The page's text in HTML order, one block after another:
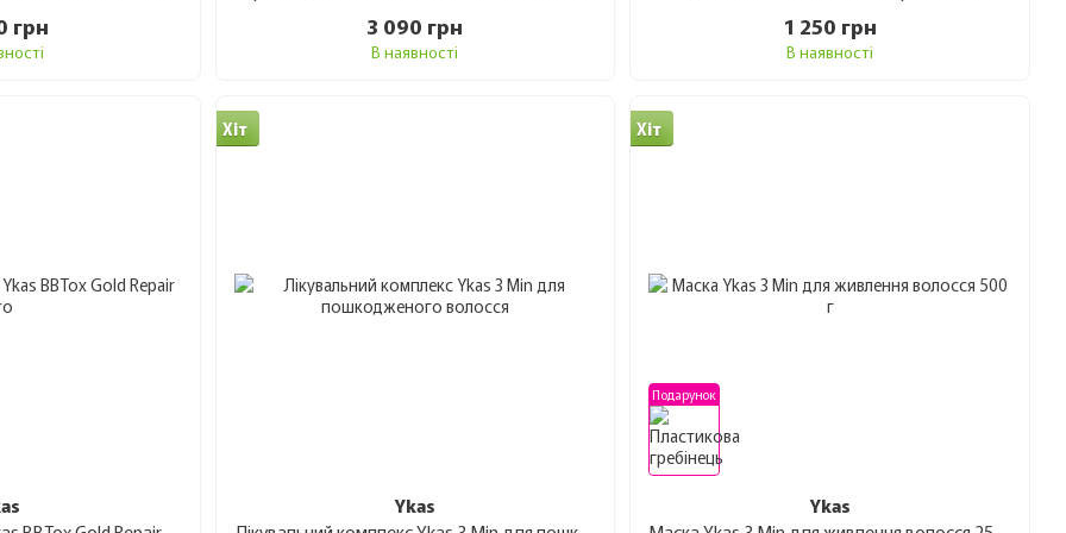
забезпечують накопичувальний догляд, покращуючи структуру волосся з кожною процедурою.
салону» в домашніх умовах.
Якщо ви шукаєте оригінальну косметикуYKAS
з гарантією якості та офіційним постачанням –
грн 3 090 грн
В наявності
1 250 грн
В наявності
Хіт
Ykas
Подарунок
Хіт
Ykas